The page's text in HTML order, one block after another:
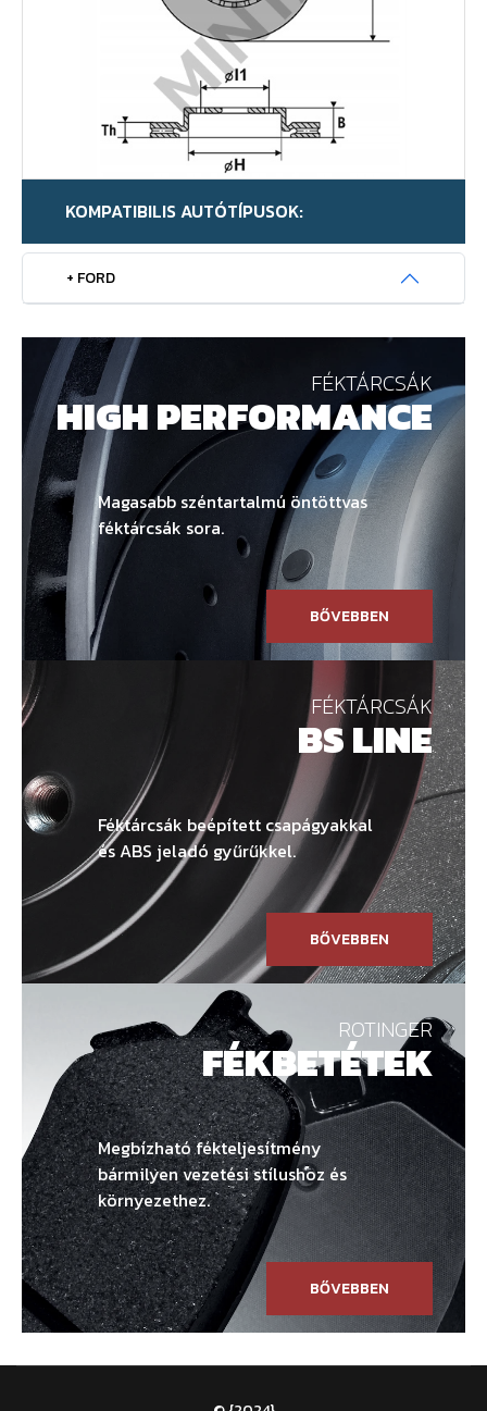
KOMPATIBILIS AUTÓTÍPUSOK:
+ FORD
FÉKTÁRCSÁK
HIGH PERFORMANCE
Magasabb széntartalmú öntöttvas
féktárcsák sora.
BŐVEBBEN
FÉKTÁRCSÁK
BS LINE
Féktárcsák beépített csapágyakkal
és ABS jeladó gyűrűkkel.
BŐVEBBEN
ROTINGER
FÉKBETÉTEK
Megbízható fékteljesítmény
bármilyen vezetési stílushoz és
környezethez.
BŐVEBBEN